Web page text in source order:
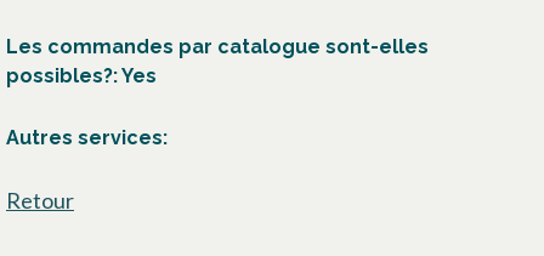
Les commandes par catalogue sont-elles
possibles?: Yes
Autres services:
Retour